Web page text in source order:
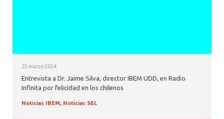
25 marzo 2024
Entrevista a Dr. Jaime Silva, director IBEM UDD, en Radio
Infinita por felicidad en los chilenos
Noticias IBEM, Noticias SEL